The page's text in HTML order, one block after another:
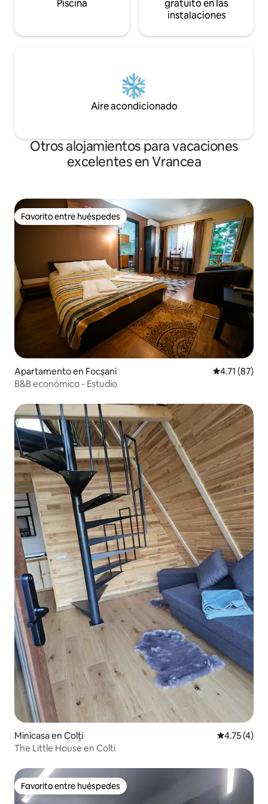
Piscina
gratuito en las
instalaciones
Aire acondicionado
Otros alojamientos para vacaciones
excelentes en Vrancea
Favorito entre huéspedes
Favorito entre huéspedes
Apartamento en Focșani Calificación
4.71 (87)
B&B económico - Estudio
Minicasa en Colți Calificación
4.75 (4)
The Little House en Colti
Favorito entre huéspedes
Favorito entre huéspedes